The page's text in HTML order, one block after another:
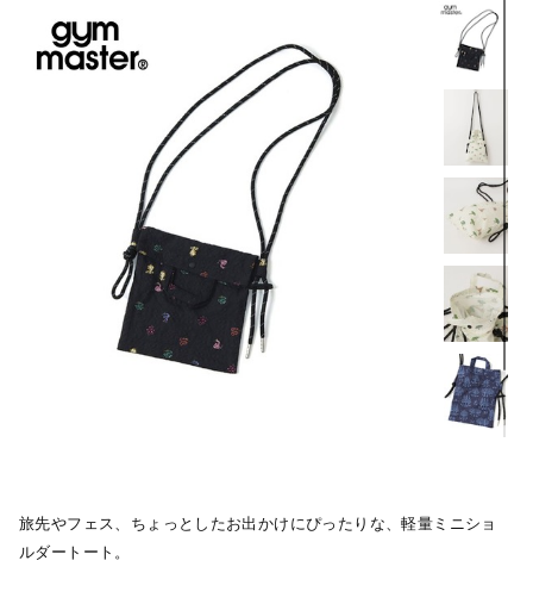
旅先やフェス、ちょっとしたお出かけにぴったりな、軽量ミニショ
ルダートート。